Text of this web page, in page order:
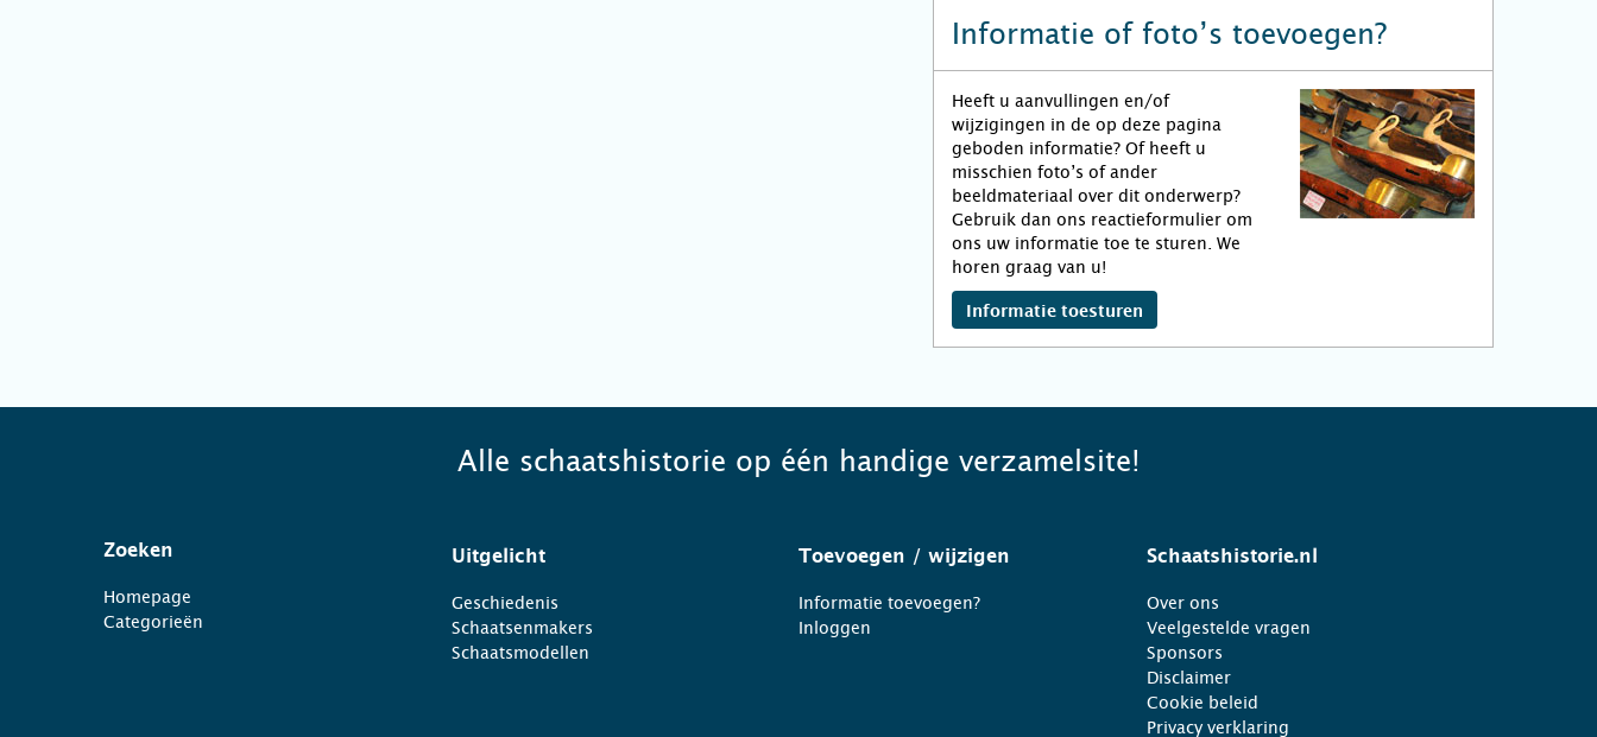
Informatie of foto’s toevoegen?
Heeft u aanvullingen en/of
wijzigingen in de op deze pagina
geboden informatie? Of heeft u
misschien foto’s of ander
beeldmateriaal over dit onderwerp?
Gebruik dan ons reactieformulier om
ons uw informatie toe te sturen. We
horen graag van u!
Informatie toesturen
Alle schaatshistorie op één handige verzamelsite!
Zoeken
Homepage
Categorieën
Uitgelicht
Geschiedenis
Schaatsenmakers
Schaatsmodellen
Toevoegen / wijzigen
Informatie toevoegen?
Inloggen
Schaatshistorie.nl
Over ons
Veelgestelde vragen
Sponsors
Disclaimer
Cookie beleid
Privacy verklaring